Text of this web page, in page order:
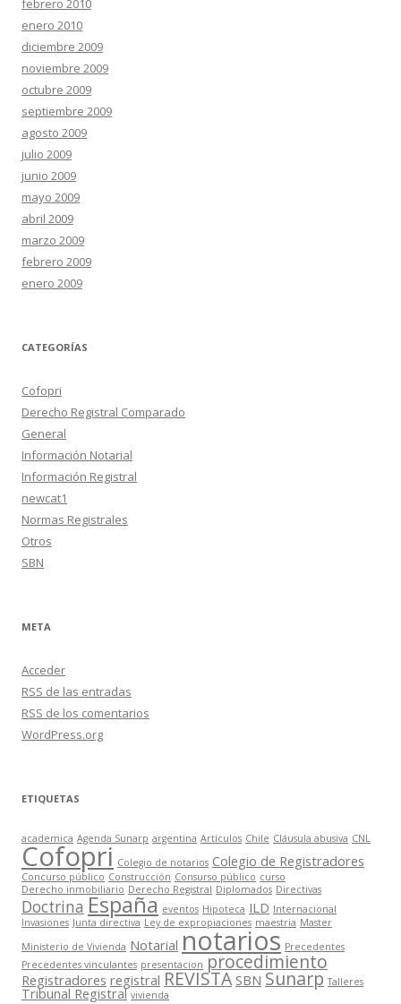
febrero 2010
enero 2010
diciembre 2009
noviembre 2009
octubre 2009
septiembre 2009
agosto 2009
julio 2009
junio 2009
mayo 2009
abril 2009
marzo 2009
febrero 2009
enero 2009
CATEGORÍAS
Cofopri
Derecho Registral Comparado
General
Información Notarial
Información Registral
newcat1
Normas Registrales
Otros
SBN
META
Acceder
RSS de las entradas
RSS de los comentarios
WordPress.org
ETIQUETAS
academica Agenda Sunarp argentina Artículos Chile Cláusula abusiva CNL
Cofopri Colegio de notarios Colegio de Registradores
Concurso público Construcción Consurso público curso
Derecho inmobiliario Derecho Registral Diplomados Directivas
Doctrina España eventos Hipoteca ILD Internacional
Invasiones Junta directiva Ley de expropiaciones maestria Master
Ministerio de Vivienda Notarial notarios Precedentes
Precedentes vinculantes presentacion procedimiento
Registradores registral REVISTA SBN Sunarp Talleres
Tribunal Registral vivienda